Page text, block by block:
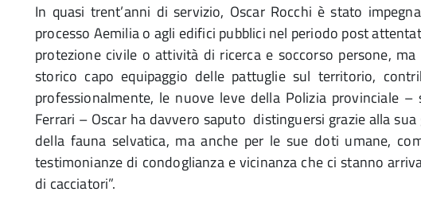
In quasi trent’anni di servizio, Oscar Rocchi è stato
processo Aemilia o agli edifici pubblici nel periodo post
protezione civile o attività di ricerca e soccorso persone,
storico capo equipaggio delle pattuglie sul territorio,
professionalmente, le nuove leve della Polizia provinciale
Ferrari – Oscar ha davvero saputo distinguersi grazie alla
della fauna selvatica, ma anche per le sue doti umane,
testimonianze di condoglianza e vicinanza che ci stanno
di cacciatori”.